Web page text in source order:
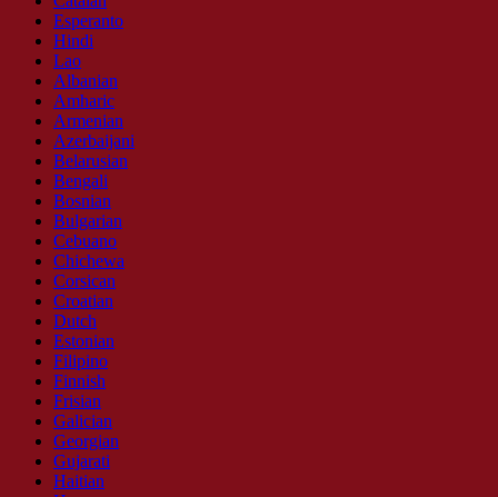
Esperanto
Hindi
Lao
Albanian
Amharic
Armenian
Azerbaijani
Belarusian
Bengali
Bosnian
Bulgarian
Cebuano
Chichewa
Corsican
Croatian
Dutch
Estonian
Filipino
Finnish
Frisian
Galician
Georgian
Gujarati
Haitian